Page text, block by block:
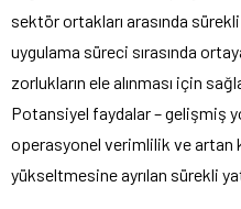
sektör ortakları arasında
uygulama süreci sırasında
zorlukların ele alınması için
Potansiyel faydalar – gelişmiş
operasyonel verimlilik ve artan
yükseltmesine ayrılan sürekli